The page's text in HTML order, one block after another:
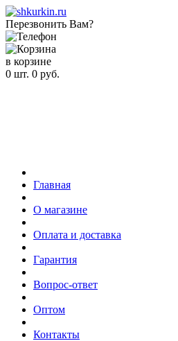
Перезвонить Вам?
в корзине
0 шт. 0 руб.
Главная
О магазине
Оплата и доставка
Гарантия
Вопрос-ответ
Оптом
Контакты